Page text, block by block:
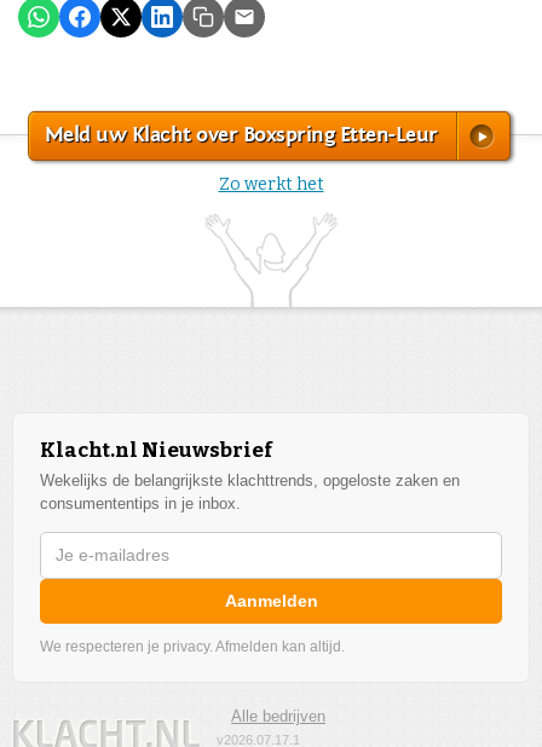
Meld uw Klacht over Boxspring Etten-Leur
Zo werkt het
Klacht.nl Nieuwsbrief
Wekelijks de belangrijkste klachttrends, opgeloste zaken en
consumententips in je inbox.
Aanmelden
We respecteren je privacy. Afmelden kan altijd.
Alle bedrijven
v2026.07.17.1